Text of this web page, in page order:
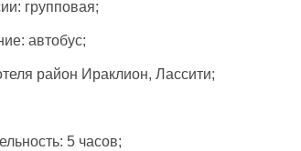
групповая;
автобус;
район Ираклион, Лассити;
5 часов;